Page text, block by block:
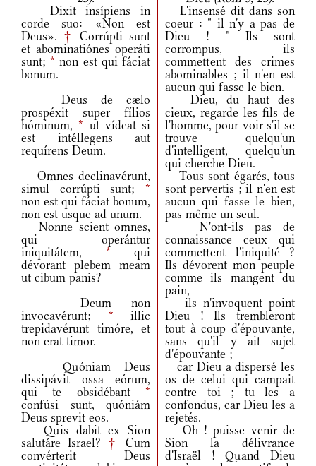
Dixit insípiens in
corde suo: «Non est
Deus». †
Corrúpti sunt
et abominatiónes operáti
sunt;* non est qui fáciat
bonum.
L'insensé dit dans son
coeur : " il n'y a pas de
Dieu ! " Ils sont
corrompus, ils
commettent des crimes
abominables ; il n'en est
aucun qui fasse le bien.
Deus de cælo
prospéxit super fílios
hóminum,* ut vídeat si
est intéllegens aut
requírens Deum.
Dieu, du haut des
cieux, regarde les fils de
l'homme, pour voir s'il se
trouve quelqu'un
d'intelligent, quelqu'un
qui cherche Dieu.
Omnes declinavérunt,
simul corrúpti sunt; *
non est qui fáciat bonum,
non est usque ad unum.
Tous sont égarés, tous
sont pervertis ; il n'en est
aucun qui fasse le bien,
pas même un seul.
Nonne scient omnes,
qui operántur
iniquitátem, * qui
dévorant plebem meam
ut cibum panis?
N'ont-ils pas de
connaissance ceux qui
commettent l'iniquité ?
Ils dévorent mon peuple
comme ils mangent du
pain,
Deum non
invocavérunt; * illic
trepidavérunt timóre, et
non erat timor.
ils n'invoquent point
Dieu ! Ils trembleront
tout à coup d'épouvante,
sans qu'il y ait sujet
d'épouvante ;
Quóniam Deus
dissipávit ossa eórum,
qui te obsidébant *
confúsi sunt, quóniám
Deus sprevit eos.
car Dieu a dispersé les
os de celui qui campait
contre toi ; tu les a
confondus, car Dieu les a
rejetés.
Quis dabit ex Sion
salutáre Israel? †
Cum
convérterit Deus
Oh ! puisse venir de
Sion la délivrance
d'Israël ! Quand Dieu